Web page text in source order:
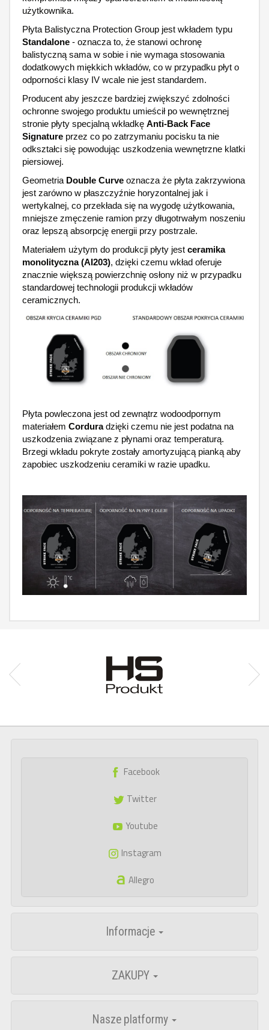
użytkownika.
Płyta Balistyczna Protection Group jest wkładem typu
Standalone - oznacza to, że stanowi ochronę
balistyczną sama w sobie i nie wymaga stosowania
dodatkowych miękkich wkładów, co w przypadku płyt o
odporności klasy IV wcale nie jest standardem.
Producent aby jeszcze bardziej zwiększyć zdolności
ochronne swojego produktu umieścił po wewnętrznej
stronie płyty specjalną wkładkę Anti-Back Face
Signature przez co po zatrzymaniu pocisku ta nie
odkształci się powodując uszkodzenia wewnętrzne klatki
piersiowej.
Geometria Double Curve oznacza że płyta zakrzywiona
jest zarówno w płaszczyźnie horyzontalnej jak i
wertykalnej, co przekłada się na wygodę użytkowania,
mniejsze zmęczenie ramion przy długotrwałym noszeniu
oraz lepszą absorpcję energii przy postrzale.
Materiałem użytym do produkcji płyty jest ceramika
monolityczna (AI203), dzięki czemu wkład oferuje
znacznie większą powierzchnię osłony niż w przypadku
standardowej technologii produkcji wkładów
ceramicznych.
Płyta powleczona jest od zewnątrz wodoodpornym
materiałem Corduradzięki czemu nie jest podatna na
uszkodzenia związane z płynami oraz temperaturą.
Brzegi wkładu pokryte zostały amortyzującą pianką aby
zapobiec uszkodzeniu ceramiki w razie upadku.
Facebook
Twitter
Youtube
Instagram
Allegro
Informacje
ZAKUPY
Nasze platformy